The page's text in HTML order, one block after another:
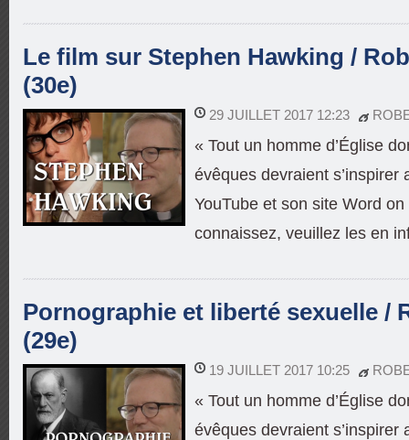
Le film sur Stephen Hawking /
(30e)
29 JUILLET 2017 12:23
« Tout un homme d’Église
évêques devraient s’inspirer
YouTube et son site Word
connaissez, veuillez les en
Pornographie et liberté sexuelle /
(29e)
19 JUILLET 2017 10:25
« Tout un homme d’Église
évêques devraient s’inspirer